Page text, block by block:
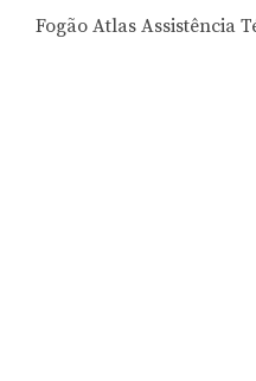
Fogão Atlas Assistência